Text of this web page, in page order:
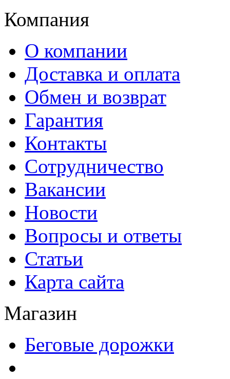
Компания
О компании
Доставка и оплата
Обмен и возврат
Гарантия
Контакты
Сотрудничество
Вакансии
Новости
Вопросы и ответы
Статьи
Карта сайта
Магазин
Беговые дорожки